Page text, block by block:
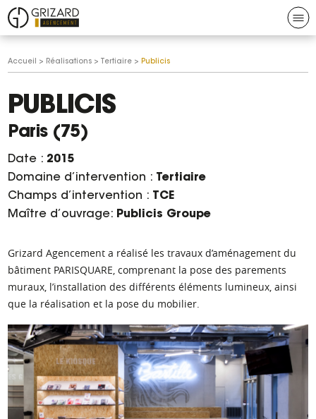
Aller au contenu
Grizard
agencement
Vous
êtes
Accueil > Réalisations> Tertiaire> Publicis
PUBLICIS
Paris (75)
Date : 2015
Domaine d’intervention : Tertiaire
Champs d’intervention : TCE
Maître d’ouvrage: Publicis Groupe
Grizard Agencement a réalisé les travaux d’aménagement du
bâtiment PARISQUARE, comprenant la pose des parements
muraux, l’installation des différents éléments lumineux, ainsi
que la réalisation et la pose du mobilier.